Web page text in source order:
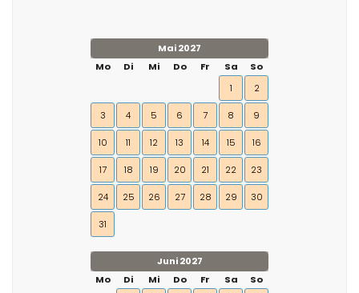
Mai 2027
Mo
Di Mi Do Fr Sa
So
1
2
3 4 5 6 7 8 9
10 11 12 13 14 15 16
17 18 19 20 21 22 23
24 25 26 27 28 29 30
31
Juni 2027
Mo
Di Mi Do Fr Sa
So